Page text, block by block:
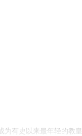
有史以来最年轻的教皇